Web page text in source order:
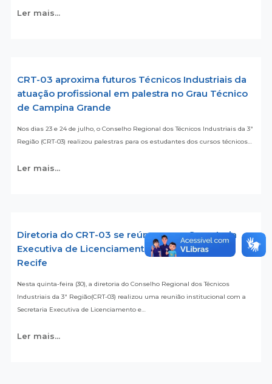
Ler mais...
CRT-03 aproxima futuros Técnicos Industriais da
atuação profissional em palestra no Grau Técnico
de Campina Grande
Nos dias 23 e 24 de julho, o Conselho Regional dos Técnicos Industriais da 3ª
Região (CRT-03) realizou palestras para os estudantes dos cursos técnicos…
Ler mais...
Diretoria do CRT-03 se reúne com a Secretaria
Executiva de Licenciamento e Urbanismo do
Recife
Nesta quinta-feira (30), a diretoria do Conselho Regional dos Técnicos
Industriais da 3ª Região(CRT-03) realizou uma reunião institucional com a
Secretaria Executiva de Licenciamento e…
Ler mais...